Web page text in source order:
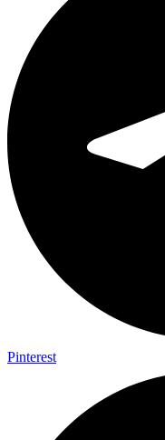
Pinterest